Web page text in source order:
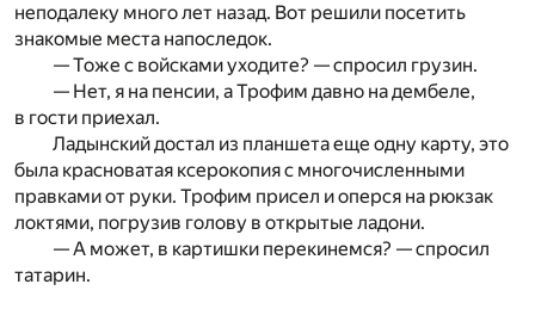
неподалеку много лет назад. Вот решили посетить
знакомые места напоследок.
— Тоже с войсками уходите? — спросил грузин.
— Нет, я на пенсии, а Трофим давно на дембеле,
в гости приехал.
Ладынский достал из планшета еще одну карту, это
была красноватая ксерокопия с многочисленными
правками от руки. Трофим присел и оперся на рюкзак
локтями, погрузив голову в открытые ладони.
— А может, в картишки перекинемся? — спросил
татарин.